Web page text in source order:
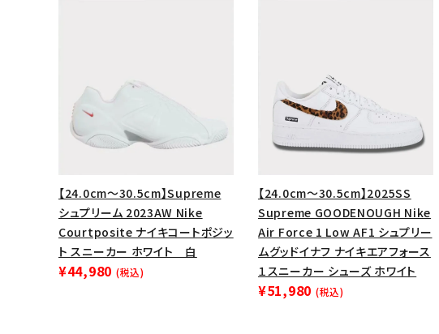
【24.0cm～30.5cm】Supreme
シュプリーム 2023AW Nike
Courtposite ナイキコートポジッ
ト スニーカー ホワイト 白
¥44,980 (税込)
【24.0cm～30.5cm】2025SS
Supreme GOODENOUGH Nike
Air Force 1 Low AF1 シュプリー
ムグッドイナフ ナイキエアフォース
１スニーカー シューズ ホワイト
¥51,980 (税込)